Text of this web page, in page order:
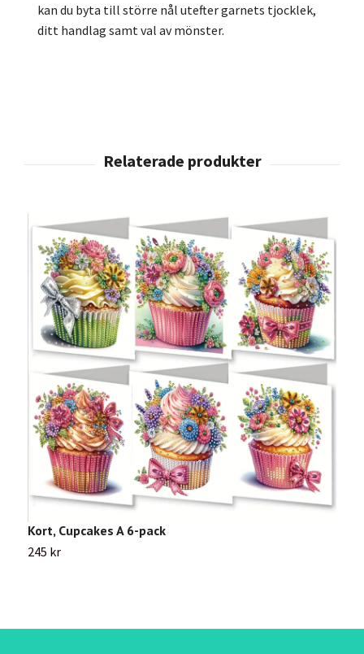
kan du byta till större nål utefter garnets tjocklek,
ditt handlag samt val av mönster.
Kort, Cupcakes A 6-pack
245 kr